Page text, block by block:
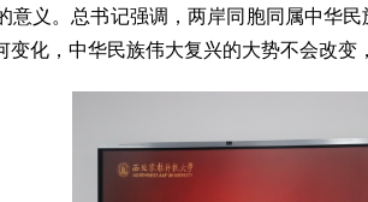
意义。总书记强调，两岸同胞同属中华
化，中华民族伟大复兴的大势不会改变